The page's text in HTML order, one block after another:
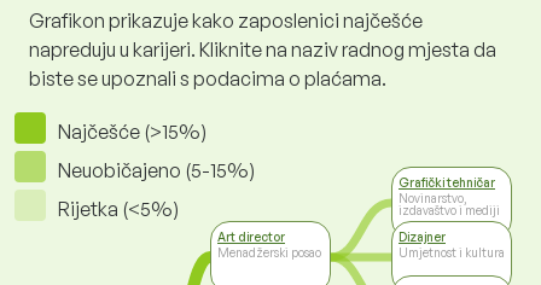
Grafikon prikazuje kako zaposlenici najčešće
napreduju u karijeri. Kliknite na naziv radnog mjesta da
biste se upoznali s podacima o plaćama.
Najčešće (>15%)
Neuobičajeno (5-15%)
Rijetka (<5%)
Art director
Menadžerski posao
Grafički tehničar
Novinarstvo,
izdavaštvo i mediji
Dizajner
Umjetnost i kultura